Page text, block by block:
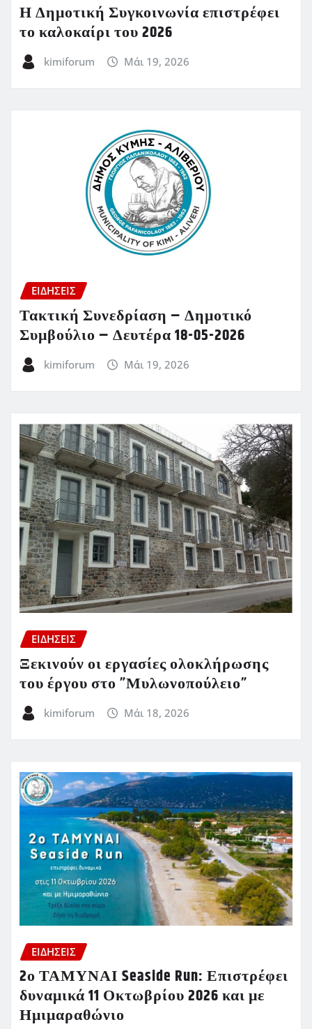
Η Δημοτική Συγκοινωνία επιστρέφει
το καλοκαίρι του 2026
kimiforum Μάι 19, 2026
ΕΙΔΗΣΕΙΣ
Τακτική Συνεδρίαση – Δημοτικό
Συμβούλιο – Δευτέρα 18-05-2026
kimiforum Μάι 19, 2026
ΕΙΔΗΣΕΙΣ
Ξεκινούν οι εργασίες ολοκλήρωσης
του έργου στο ”Μυλωνοπούλειο”
kimiforum Μάι 18, 2026
ΕΙΔΗΣΕΙΣ
2ο ΤΑΜΥΝΑΙ Seaside Run: Επιστρέφει
δυναμικά 11 Οκτωβρίου 2026 και με
Ημιμαραθώνιο